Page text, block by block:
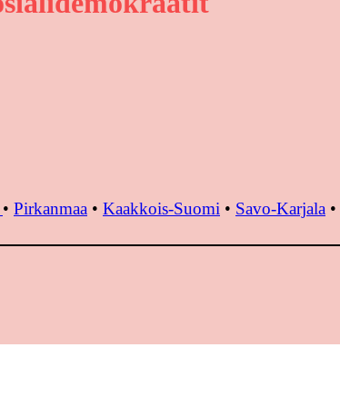
• Pirkanmaa • Kaakkois-Suomi • Savo-Karjala •